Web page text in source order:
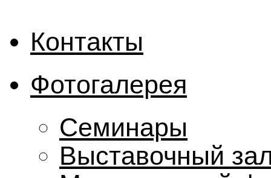
Контакты
Фотогалерея
Семинары
Выставочный